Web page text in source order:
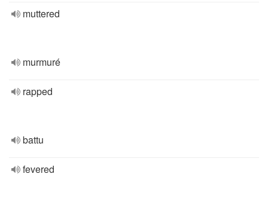
muttered
murmuré
rapped
battu
fevered